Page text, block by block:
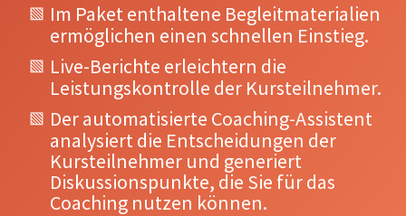
Im Paket enthaltene Begleitmaterialien
ermöglichen einen schnellen Einstieg.
Live-Berichte erleichtern die
Leistungskontrolle der Kursteilnehmer.
Der automatisierte Coaching-Assistent
analysiert die Entscheidungen der
Kursteilnehmer und generiert
Diskussionspunkte, die Sie für das
Coaching nutzen können.